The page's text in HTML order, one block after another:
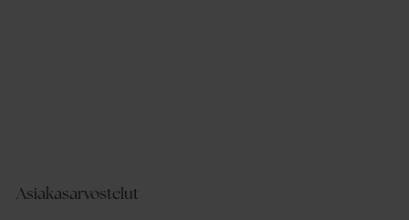
Asiakasarvostelut